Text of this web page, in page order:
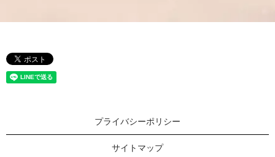
プライバシーポリシー
サイトマップ